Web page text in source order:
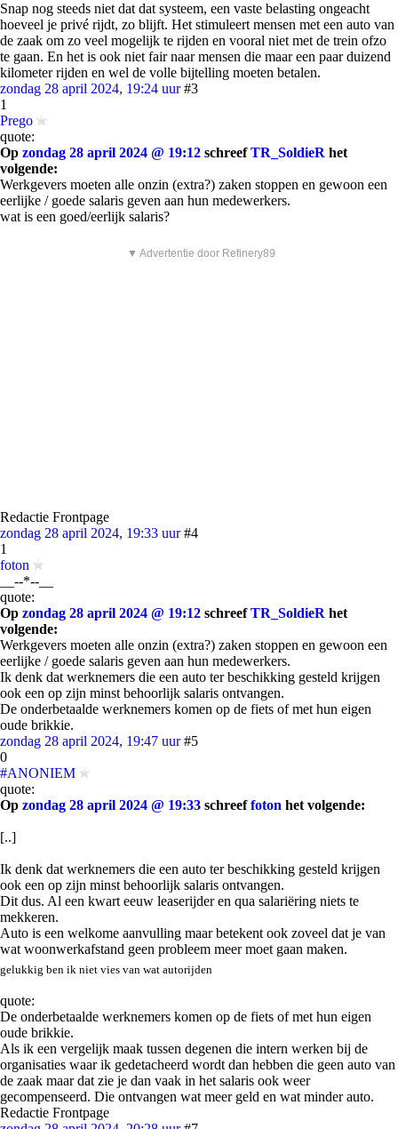
Snap nog steeds niet dat dat systeem, een vaste belasting ongeacht
hoeveel je privé rijdt, zo blijft. Het stimuleert mensen met een auto van
de zaak om zo veel mogelijk te rijden en vooral niet met de trein ofzo
te gaan. En het is ook niet fair naar mensen die maar een paar duizend
kilometer rijden en wel de volle bijtelling moeten betalen.
zondag 28 april 2024, 19:24 uur #3
1
Prego
quote:
Op zondag 28 april 2024 @ 19:12 schreefTR_SoldieR het
volgende:
Werkgevers moeten alle onzin (extra?) zaken stoppen en gewoon een
eerlijke / goede salaris geven aan hun medewerkers.
wat is een goed/eerlijk salaris?
▼ Advertentie door Refinery89
Redactie Frontpage
zondag 28 april 2024, 19:33 uur #4
1
foton
__--*--__
quote:
Op zondag 28 april 2024 @ 19:12 schreefTR_SoldieR het
volgende:
Werkgevers moeten alle onzin (extra?) zaken stoppen en gewoon een
eerlijke / goede salaris geven aan hun medewerkers.
Ik denk dat werknemers die een auto ter beschikking gesteld krijgen
ook een op zijn minst behoorlijk salaris ontvangen.
De onderbetaalde werknemers komen op de fiets of met hun eigen
oude brikkie.
zondag 28 april 2024, 19:47 uur #5
0
#ANONIEM
quote:
Op zondag 28 april 2024 @ 19:33 schreeffoton het volgende:
[..]
Ik denk dat werknemers die een auto ter beschikking gesteld krijgen
ook een op zijn minst behoorlijk salaris ontvangen.
Dit dus. Al een kwart eeuw leaserijder en qua salariëring niets te
mekkeren.
Auto is een welkome aanvulling maar betekent ook zoveel dat je van
wat woonwerkafstand geen probleem meer moet gaan maken.
gelukkig ben ik niet vies van wat autorijden
quote:
De onderbetaalde werknemers komen op de fiets of met hun eigen
oude brikkie.
Als ik een vergelijk maak tussen degenen die intern werken bij de
organisaties waar ik gedetacheerd wordt dan hebben die geen auto van
de zaak maar dat zie je dan vaak in het salaris ook weer
gecompenseerd. Die ontvangen wat meer geld en wat minder auto.
Redactie Frontpage